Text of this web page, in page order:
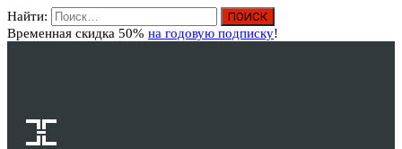
Найти:
Временная скидка 50% на годовую подписку!